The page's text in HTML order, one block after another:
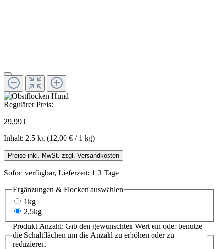
Regulärer Preis:
29,99 €
Inhalt: 2.5 kg (12,00 € / 1 kg)
Preise inkl. MwSt. zzgl. Versandkosten
Sofort verfügbar, Lieferzeit: 1-3 Tage
Ergänzungen & Flocken auswählen
1kg
2,5kg
Produkt Anzahl: Gib den gewünschten Wert ein oder benutze
die Schaltflächen um die Anzahl zu erhöhen oder zu
reduzieren.